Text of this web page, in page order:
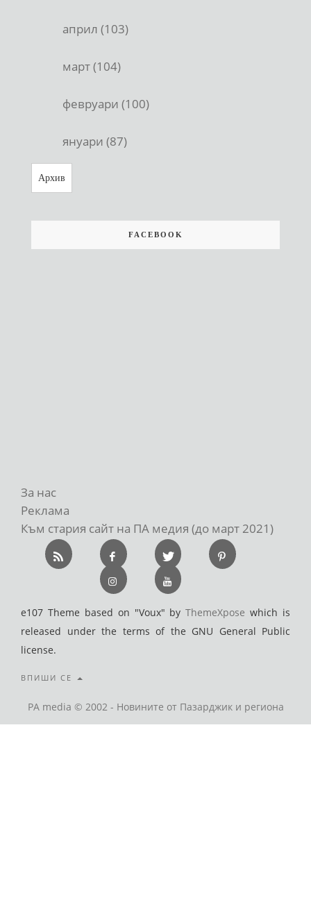
април (103)
март (104)
февруари (100)
януари (87)
Архив
FACEBOOK
За нас
Реклама
Към стария сайт на ПА медия (до март 2021)
e107 Theme based on "Voux" byThemeXpose which is
released under the terms of the GNU General Public
license.
ВПИШИ СЕ
PA media © 2002 - Новините от Пазарджик и региона